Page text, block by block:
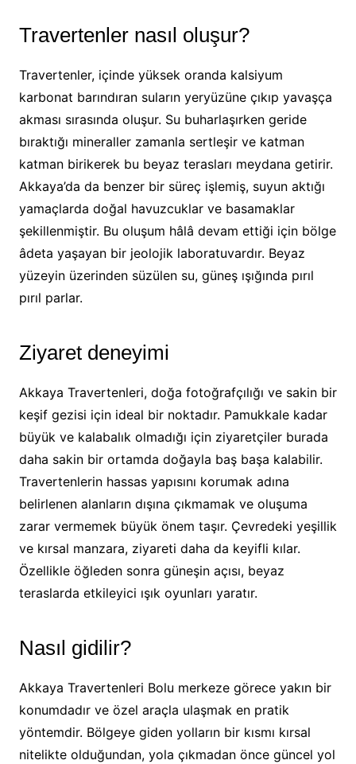
Travertenler nasıl oluşur?
Travertenler, içinde yüksek oranda kalsiyum
karbonat barındıran suların yeryüzüne çıkıp yavaşça
akması sırasında oluşur. Su buharlaşırken geride
bıraktığı mineraller zamanla sertleşir ve katman
katman birikerek bu beyaz terasları meydana getirir.
Akkaya’da da benzer bir süreç işlemiş, suyun aktığı
yamaçlarda doğal havuzcuklar ve basamaklar
şekillenmiştir. Bu oluşum hâlâ devam ettiği için bölge
âdeta yaşayan bir jeolojik laboratuvardır. Beyaz
yüzeyin üzerinden süzülen su, güneş ışığında pırıl
pırıl parlar.
Ziyaret deneyimi
Akkaya Travertenleri, doğa fotoğrafçılığı ve sakin bir
keşif gezisi için ideal bir noktadır. Pamukkale kadar
büyük ve kalabalık olmadığı için ziyaretçiler burada
daha sakin bir ortamda doğayla baş başa kalabilir.
Travertenlerin hassas yapısını korumak adına
belirlenen alanların dışına çıkmamak ve oluşuma
zarar vermemek büyük önem taşır. Çevredeki yeşillik
ve kırsal manzara, ziyareti daha da keyifli kılar.
Özellikle öğleden sonra güneşin açısı, beyaz
teraslarda etkileyici ışık oyunları yaratır.
Nasıl gidilir?
Akkaya Travertenleri Bolu merkeze görece yakın bir
konumdadır ve özel araçla ulaşmak en pratik
yöntemdir. Bölgeye giden yolların bir kısmı kırsal
nitelikte olduğundan, yola çıkmadan önce güncel yol